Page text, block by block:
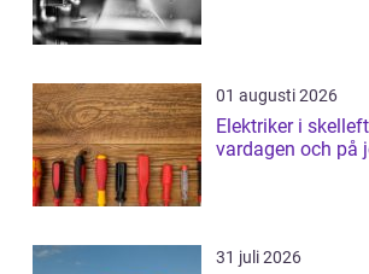
01 augusti 2026
Elektriker i skellefteå
vardagen och på
31 juli 2026